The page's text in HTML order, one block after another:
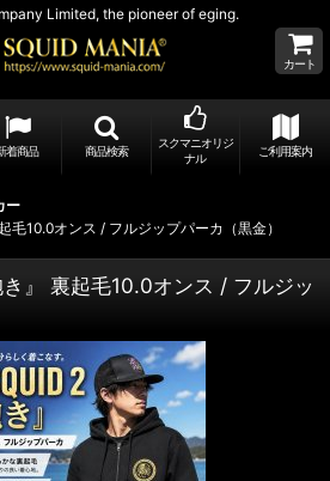
Limited, the pioneer of eging.
カート
着商品 商品検索
スクマニオリジ
ナル
ご利用案内
ー
毛10.0オンス / フルジップパーカ（黒金）
』 裏起毛10.0オンス / フルジッ